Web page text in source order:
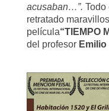
acusaban…”. Todo
retratado
película“TIEMPO
del profesorEmilio